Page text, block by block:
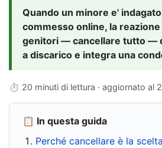
Quando un minore e'
commesso online, la
genitori — cancellare tutto —
a discarico e integra una
⏱ 20 minuti di lettura · aggiornato al
📋 In questa guida
Perché cancellare è la